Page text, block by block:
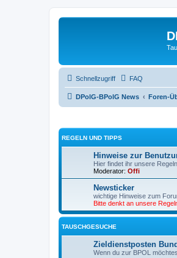
Schnellzugriff FAQ
DPolG-BPolG News Foren-
REGELN UND TIPPS
Hinweise zur
Hier findet ihr unsere
Moderator: Offi
Newsticker
wichtige Hinweise zum
Bitte denkt an unsere
TAUSCHGESUCHE
Zieldienstposten
Wenn du zur BPOL